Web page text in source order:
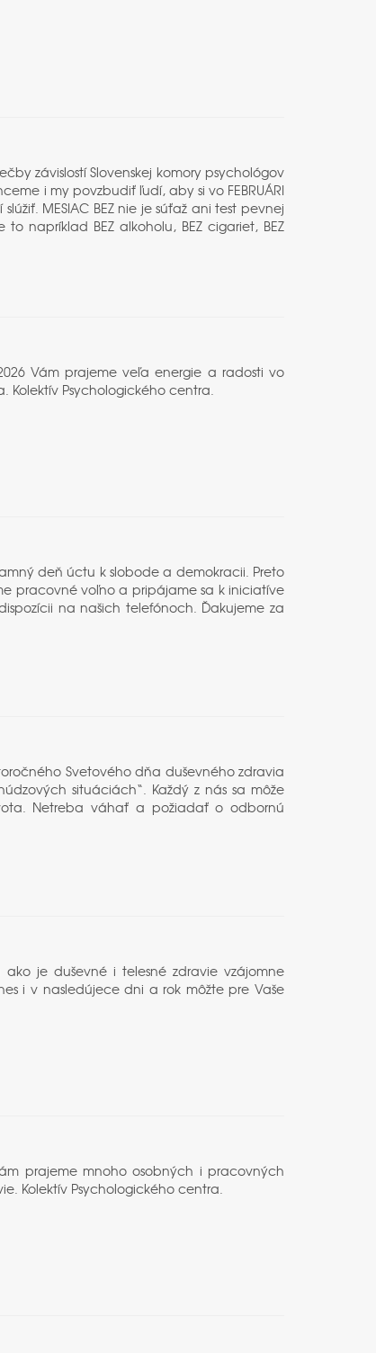
závislostí Slovenskej komory psychológov
i my povzbudiť ľudí, aby si vo FEBRUÁRI
MESIAC BEZ nie je súťaž ani test pevnej
napríklad BEZ alkoholu, BEZ cigariet, BEZ
Vám prajeme veľa energie a radosti vo
Kolektív Psychologického centra.
deň úctu k slobode a demokracii. Preto
pracovné voľno a pripájame sa k iniciatíve
na našich telefónoch. Ďakujeme za
Svetového dňa duševného zdravia
situáciách“. Každý z nás sa môže
Netreba váhať a požiadať o odbornú
je duševné i telesné zdravie vzájomne
i v nasledújece dni a rok môžte pre Vaše
prajeme mnoho osobných i pracovných
Kolektív Psychologického centra.